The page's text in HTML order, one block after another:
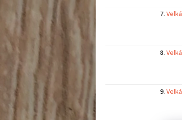
Velká
Velká
Velká